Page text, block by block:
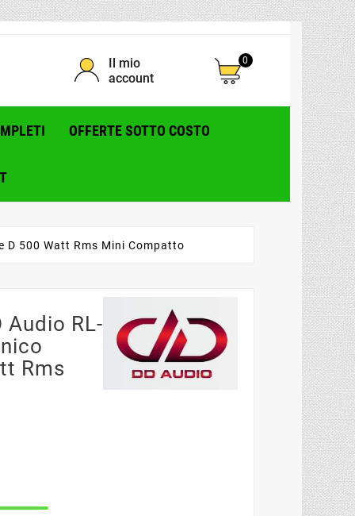
Il mio
account
0
OFFERTE SOTTO COSTO
D 500 Watt Rms Mini Compatto
RL-
Rms